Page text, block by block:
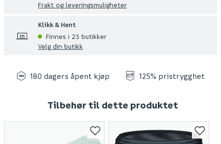
Frakt og leveringsmuligheter
Klikk & Hent
Finnes i 23 butikker
Velg din butikk
180 dagers åpent kjøp 125% pristrygghet
Tilbehør til dette produktet